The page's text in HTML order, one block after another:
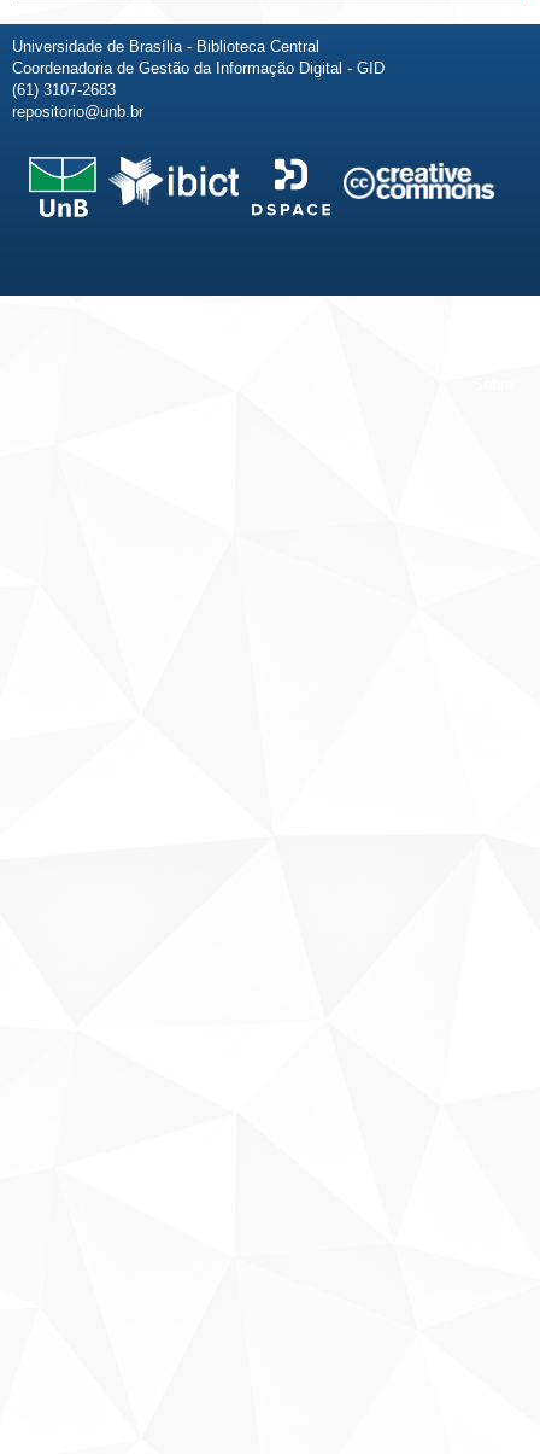
Universidade de Brasília - Biblioteca Central
Coordenadoria de Gestão da Informação Digital - GID
(61) 3107-2683
repositorio@unb.br